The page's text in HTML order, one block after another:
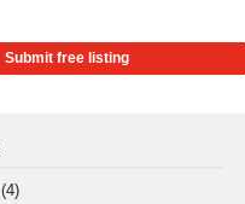
Submit free listing
(4)